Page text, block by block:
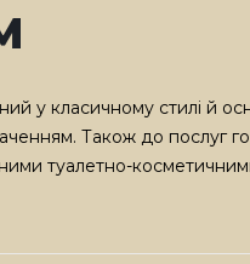
у класичному стилі й
Також до послуг
туалетно-